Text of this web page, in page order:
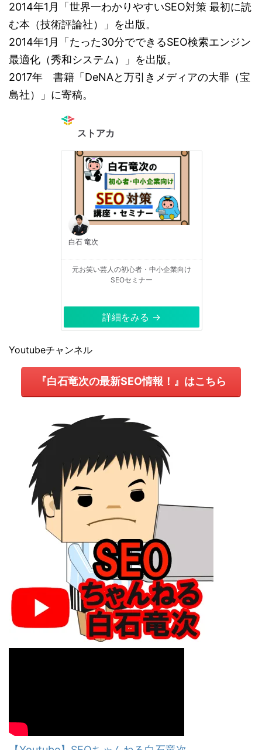
2014年1月「世界一わかりやすいSEO対策 最初に読
む本（技術評論社）」を出版。
2014年1月「たった30分でできるSEO検索エンジン
最適化（秀和システム）」を出版。
2017年 書籍「DeNAと万引きメディアの大罪（宝
島社）」に寄稿。
ストアカ
白石 竜次
元お笑い芸人の初心者・中小企業向け
SEOセミナー
詳細をみる →
Youtubeチャンネル
『白石竜次の最新SEO情報！』はこちら